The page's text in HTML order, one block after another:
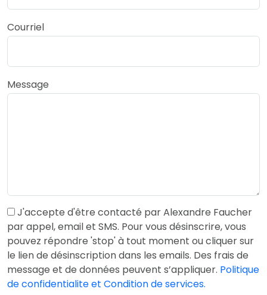
Courriel
Message
J'accepte d'être contacté par Alexandre Faucher
par appel, email et SMS. Pour vous désinscrire, vous
pouvez répondre 'stop' à tout moment ou cliquer sur
le lien de désinscription dans les emails. Des frais de
message et de données peuvent s’appliquer. Politique
de confidentialite et Condition de services.